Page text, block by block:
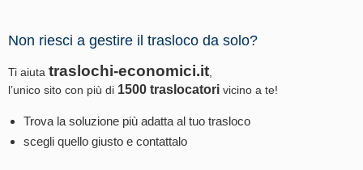
Non riesci a gestire il trasloco da solo?
Ti aiuta traslochi-economici.it
l’unico sito con più di 1500 traslocatori vicino a te!
Trova la soluzione più adatta al tuo trasloco
scegli quello giusto e contattalo